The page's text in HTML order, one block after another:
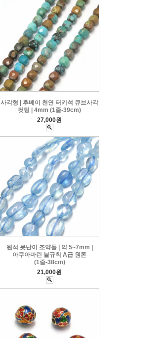
사각형 | 후베이 천연 터키석 큐브사각
컷팅 | 4mm (1줄-39cm)
27,000원
원석 못난이 조약돌 | 약 5~7mm |
아쿠아마린 불규칙 A급 원톤
(1줄-38cm)
21,000원